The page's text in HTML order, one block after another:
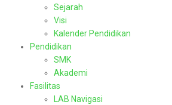
Sejarah
Visi
Kalender Pendidikan
Pendidikan
SMK
Akademi
Fasilitas
LAB Navigasi